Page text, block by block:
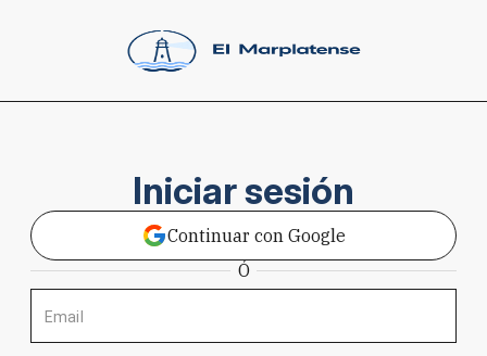
Iniciar sesión
Continuar con Google
Ó
Email